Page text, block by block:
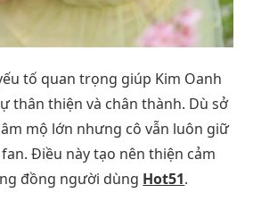
tố quan trọng giúp Kim Oanh
thân thiện và chân thành. Dù sở
mộ lớn nhưng cô vẫn luôn giữ
Điều này tạo nên thiện cảm
đồng người dùng Hot51.